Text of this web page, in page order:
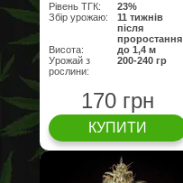
Рівень ТГК:
23%
Збір урожаю:
11 тижнів
після
проростання
Висота:
до 1,4 м
Урожай з
рослини:
200-240 гр
170 грн
КУПИТИ